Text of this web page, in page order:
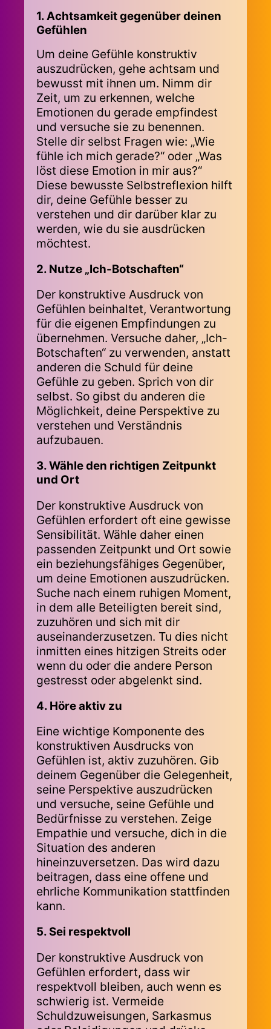
1. Achtsamkeit gegenüber deinen
Gefühlen
Um deine Gefühle konstruktiv
auszudrücken, gehe achtsam und
bewusst mit ihnen um. Nimm dir
Zeit, um zu erkennen, welche
Emotionen du gerade empfindest
und versuche sie zu benennen.
Stelle dir selbst Fragen wie: „Wie
fühle ich mich gerade?“ oder „Was
löst diese Emotion in mir aus?“
Diese bewusste Selbstreflexion hilft
dir, deine Gefühle besser zu
verstehen und dir darüber klar zu
werden, wie du sie ausdrücken
möchtest.
2. Nutze „Ich-Botschaften“
Der konstruktive Ausdruck von
Gefühlen beinhaltet, Verantwortung
für die eigenen Empfindungen zu
übernehmen. Versuche daher, „Ich-
Botschaften“ zu verwenden, anstatt
anderen die Schuld für deine
Gefühle zu geben. Sprich von dir
selbst. So gibst du anderen die
Möglichkeit, deine Perspektive zu
verstehen und Verständnis
aufzubauen.
3. Wähle den richtigen Zeitpunkt
und Ort
Der konstruktive Ausdruck von
Gefühlen erfordert oft eine gewisse
Sensibilität. Wähle daher einen
passenden Zeitpunkt und Ort sowie
ein beziehungsfähiges Gegenüber,
um deine Emotionen auszudrücken.
Suche nach einem ruhigen Moment,
in dem alle Beteiligten bereit sind,
zuzuhören und sich mit dir
auseinanderzusetzen. Tu dies nicht
inmitten eines hitzigen Streits oder
wenn du oder die andere Person
gestresst oder abgelenkt sind.
4. Höre aktiv zu
Eine wichtige Komponente des
konstruktiven Ausdrucks von
Gefühlen ist, aktiv zuzuhören. Gib
deinem Gegenüber die Gelegenheit,
seine Perspektive auszudrücken
und versuche, seine Gefühle und
Bedürfnisse zu verstehen. Zeige
Empathie und versuche, dich in die
Situation des anderen
hineinzuversetzen. Das wird dazu
beitragen, dass eine offene und
ehrliche Kommunikation stattfinden
kann.
5. Sei respektvoll
Der konstruktive Ausdruck von
Gefühlen erfordert, dass wir
respektvoll bleiben, auch wenn es
schwierig ist. Vermeide
Schuldzuweisungen, Sarkasmus